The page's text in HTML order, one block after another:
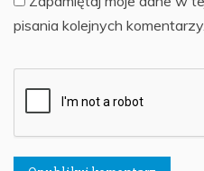
pisania kolejnych komentarzy.